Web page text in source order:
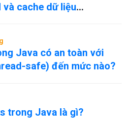
và cache dữ liệu
Java có an toàn với
safe) đến mức nào?
trong Java là gì?